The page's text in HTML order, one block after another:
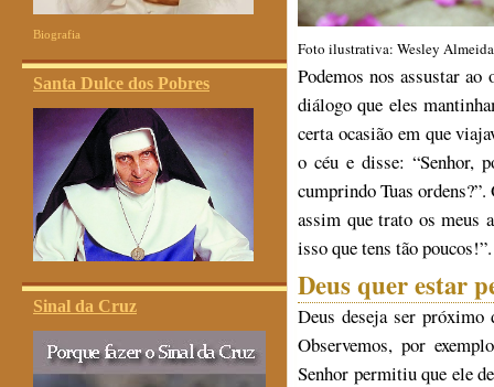
Biografia
Santa Dulce dos Pobres
Sinal da Cruz
Foto ilustrativa: Wesley
Podemos nos assustar
diálogo que eles
certa ocasião em que
o céu e disse: “Senhor,
cumprindo Tuas ordens?”.
assim que trato os meus
isso que tens tão poucos!”.
Deus quer estar
Deus deseja ser
Observemos, por
Senhor permitiu que ele